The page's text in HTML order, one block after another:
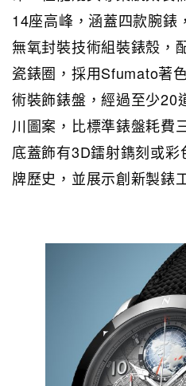
14座高峰，涵蓋四款腕錶
無氧封裝技術組裝錶殼，
瓷錶圈，採用Sfumato著
術裝飾錶盤，經過至少20
川圖案，比標準錶盤耗費
底蓋飾有3D鐳射鐫刻或
牌歷史，並展示創新製錶